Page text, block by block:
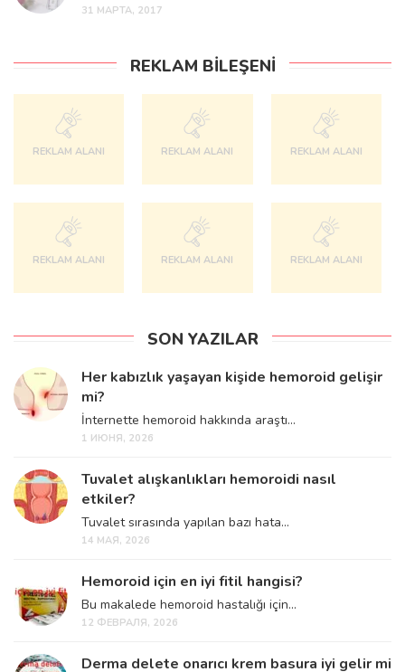
31 МАРТА, 2017
REKLAM BILEŞENI
REKLAM ALANI REKLAM ALANI REKLAM ALANI
REKLAM ALANI REKLAM ALANI REKLAM ALANI
SON YAZILAR
Her kabızlık yaşayan kişide hemoroid gelişir
mi?
İnternette hemoroid hakkında araştı...
1 ИЮНЯ, 2026
Tuvalet alışkanlıkları hemoroidi nasıl
etkiler?
Tuvalet sırasında yapılan bazı hata...
14 МАЯ, 2026
Hemoroid için en iyi fitil hangisi?
Bu makalede hemoroid hastalığı için...
12 ФЕВРАЛЯ, 2026
Derma delete onarıcı krem basura iyi gelir mi